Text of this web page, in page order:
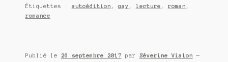
Étiquettes : autoédition , gay , lecture , roman ,
romance
Publié le 26 septembre 2017 par Séverine Vialon
—